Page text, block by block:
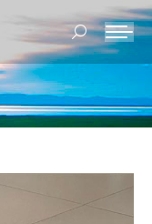
Buscar: